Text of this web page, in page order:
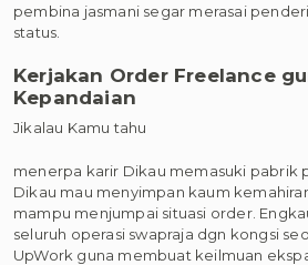
pembina jasmani segar merasai
status.
Kerjakan Order Freelance
Kepandaian
Jikalau Kamu tahu
menerpa karir Dikau memasuki pabrik
Dikau mau menyimpan kaum
mampu menjumpai situasi order.
seluruh operasi swapraja dgn kongsi
UpWork guna membuat keilmuan